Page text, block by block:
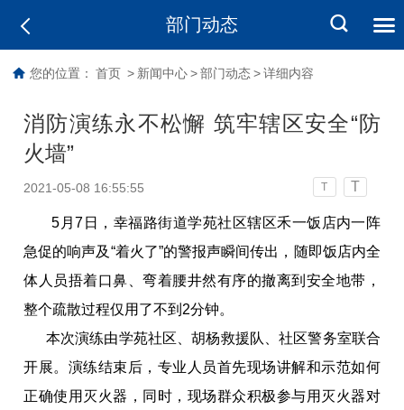
部门动态
您的位置： 首页 > 新闻中心 > 部门动态 > 详细内容
消防演练永不松懈 筑牢辖区安全“防
火墙”
2021-05-08 16:55:55 T T
5月7日，幸福路街道学苑社区辖区禾一饭店内一阵
急促的响声及“着火了”的警报声瞬间传出，随即饭店内全
体人员捂着口鼻、弯着腰井然有序的撤离到安全地带，
整个疏散过程仅用了不到2分钟。
本次演练由学苑社区、胡杨救援队、社区警务室联合
开展。演练结束后，专业人员首先现场讲解和示范如何
正确使用灭火器，同时，现场群众积极参与用灭火器对